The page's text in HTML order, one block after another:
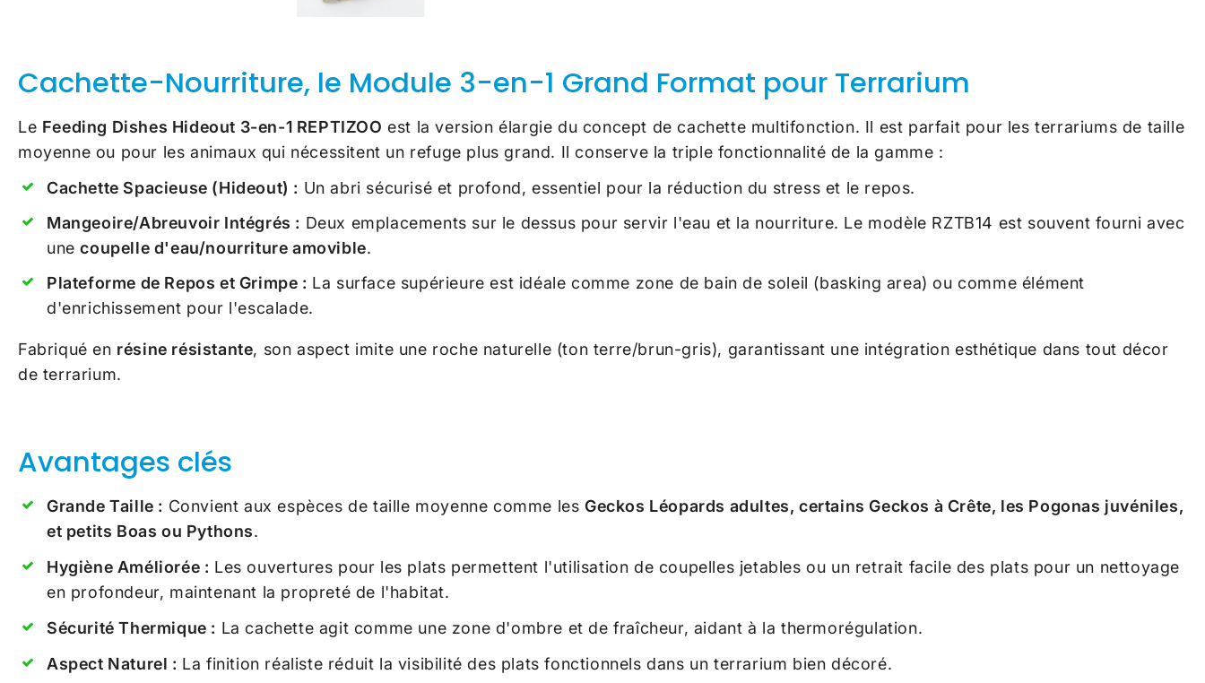
Cachette-Nourriture, le Module 3-en-1 Grand Format pour Terrarium
Le Feeding Dishes Hideout 3-en-1 REPTIZOO est la version élargie du concept de cachette multifonction. Il est parfait pour les terrariums de taille
moyenne ou pour les animaux qui nécessitent un refuge plus grand. Il conserve la triple fonctionnalité de la gamme :
Cachette Spacieuse (Hideout) : Un abri sécurisé et profond, essentiel pour la réduction du stress et le repos.
Mangeoire/Abreuvoir Intégrés : Deux emplacements sur le dessus pour servir l'eau et la nourriture. Le modèle RZTB14 est souvent fourni avec
unecoupelle d'eau/nourriture amovible.
Plateforme de Repos et Grimpe : La surface supérieure est idéale comme zone de bain de soleil (basking area) ou comme élément
d'enrichissement pour l'escalade.
Fabriqué en résine résistante, son aspect imite une roche naturelle (ton terre/brun-gris), garantissant une intégration esthétique dans tout décor
de terrarium.
Avantages clés
Grande Taille : Convient aux espèces de taille moyenne comme les Geckos Léopards adultes, certains Geckos à Crête, les Pogonas juvéniles,
et petits Boas ou Pythons.
Hygiène Améliorée : Les ouvertures pour les plats permettent l'utilisation de coupelles jetables ou un retrait facile des plats pour un nettoyage
en profondeur, maintenant la propreté de l'habitat.
Sécurité Thermique : La cachette agit comme une zone d'ombre et de fraîcheur, aidant à la thermorégulation.
Aspect Naturel : La finition réaliste réduit la visibilité des plats fonctionnels dans un terrarium bien décoré.